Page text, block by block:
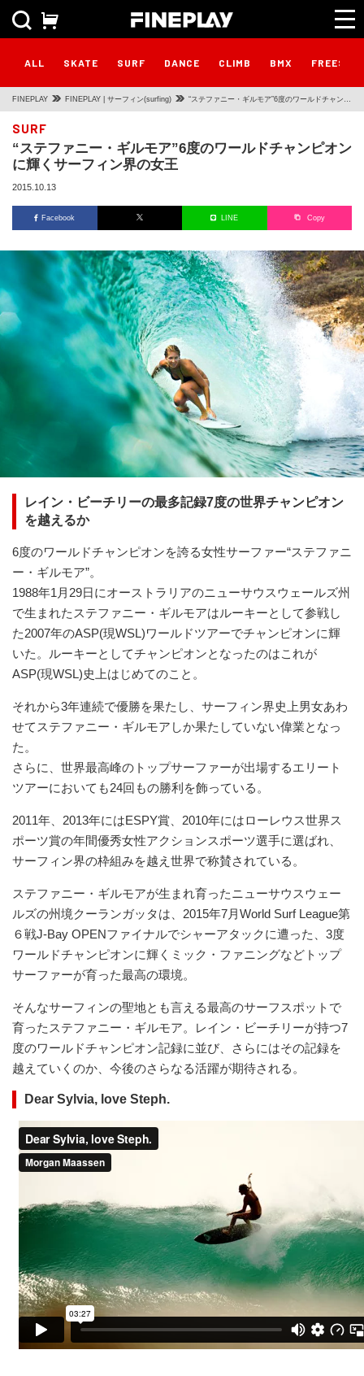
ALL SKATE SURF DANCE CLIMB BMX
FINEPLAY FINEPLAY | サーフィン(surfing) “ステファニー・ギルモア”6度のワールドチャンピ
SURF
“ステファニー・ギルモア”6度のワールドチャンピオン
に輝くサーフィン界の女王
2015.10.13
Facebook LINE Copy
レイン・ビーチリーの最多記録7度の世界チャンピオン
を越えるか
6度のワールドチャンピオンを誇る女性サーファー“ステファニ
ー・ギルモア”。
1988年1月29日にオーストラリアのニューサウスウェールズ州
で生まれたステファニー・ギルモアはルーキーとして参戦し
た2007年のASP(現WSL)ワールドツアーでチャンピオンに輝
いた。ルーキーとしてチャンピオンとなったのはこれが
ASP(現WSL)史上はじめてのこと。
それから3年連続で優勝を果たし、サーフィン界史上男女あわ
せてステファニー・ギルモアしか果たしていない偉業となっ
た。
さらに、世界最高峰のトップサーファーが出場するエリート
ツアーにおいても24回もの勝利を飾っている。
2011年、2013年にはESPY賞、2010年にはローレウス世界ス
ポーツ賞の年間優秀女性アクションスポーツ選手に選ばれ、
サーフィン界の枠組みを越え世界で称賛されている。
ステファニー・ギルモアが生まれ育ったニューサウスウェー
ルズの州境クーランガッタは、2015年7月World Surf League第
６戦J-Bay OPENファイナルでシャーアタックに遭った、3度
ワールドチャンピオンに輝くミック・ファニングなどトップ
サーファーが育った最高の環境。
そんなサーフィンの聖地とも言える最高のサーフスポットで
育ったステファニー・ギルモア。レイン・ビーチリーが持つ7
度のワールドチャンピオン記録に並び、さらにはその記録を
越えていくのか、今後のさらなる活躍が期待される。
Dear Sylvia, love Steph.